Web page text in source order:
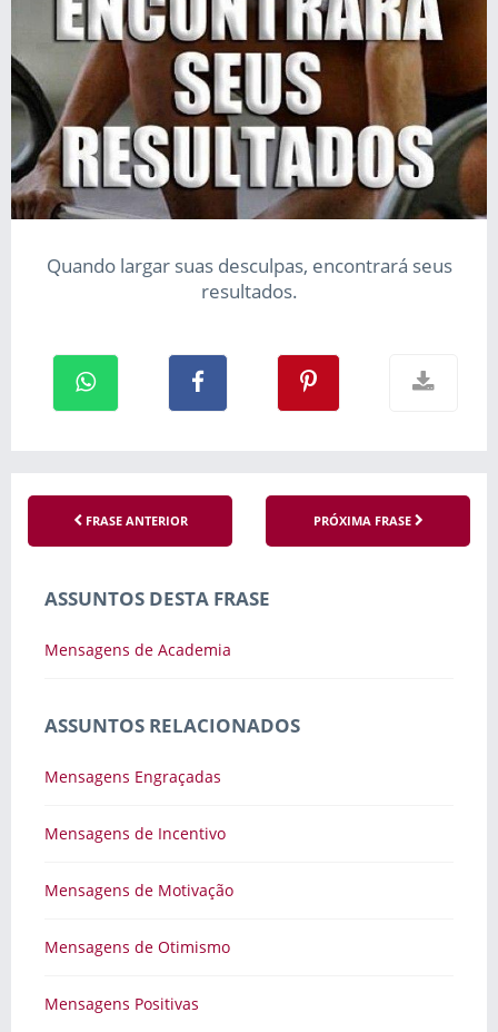
Quando largar suas desculpas, encontrará seus
resultados.
FRASE ANTERIOR PRÓXIMA FRASE
ASSUNTOS DESTA FRASE
Mensagens de Academia
ASSUNTOS RELACIONADOS
Mensagens Engraçadas
Mensagens de Incentivo
Mensagens de Motivação
Mensagens de Otimismo
Mensagens Positivas